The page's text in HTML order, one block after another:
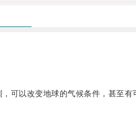
以改变地球的气候条件，甚至有